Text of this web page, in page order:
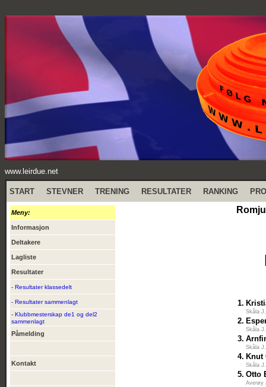
www.leirdue.net
START STEVNER TRENING RESULTATER RANKING
Meny:
Informasjon
Deltakere
Lagliste
Resultater
- Resultater klassedelt
- Resultater sammenlagt
- Klubbmesterskap de1 og del2
sammenlagt
Påmelding
Kontakt
1.
Skåla
2.
Skåla
3.
Skåla
4. Knut
Skåla
5. Otto
Averøy